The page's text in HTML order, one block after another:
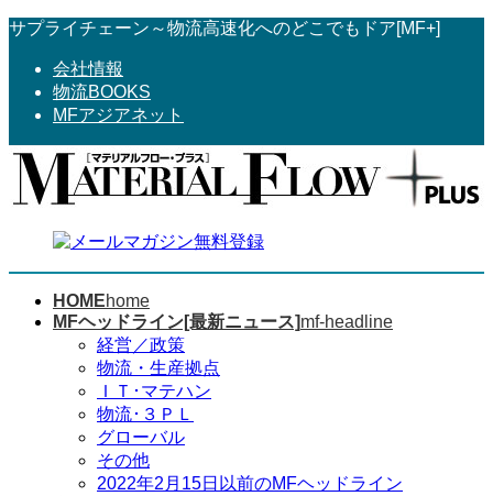
コ
へ
ス
ナ
ョ
ン
サプライチェーン～物流高速化へのどこでもドア[MF+]
会社情報
物流BOOKS
MFアジアネット
HOMEhome
MFヘッドライン[最新ニュース]mf-headline
経営／政策
物流・生産拠点
ＩＴ･マテハン
物流･３ＰＬ
グローバル
その他
2022年2月15日以前のMFヘッドライン